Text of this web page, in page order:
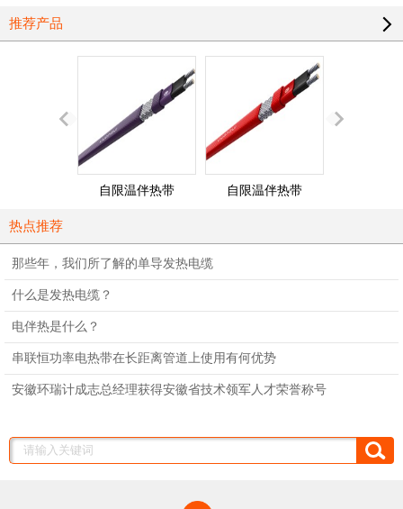
推荐产品
自限温伴热带 自限温伴热带
热点推荐
那些年，我们所了解的单导发热电缆
什么是发热电缆？
电伴热是什么？
串联恒功率电热带在长距离管道上使用有何优势
安徽环瑞计成志总经理获得安徽省技术领军人才荣誉称号